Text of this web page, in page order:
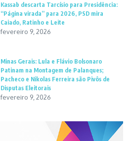
Kassab descarta Tarcísio para Presidência:
“Página virada” para 2026, PSD mira
Caiado, Ratinho e Leite
fevereiro 9, 2026
Minas Gerais: Lula e Flávio Bolsonaro
Patinam na Montagem de Palanques;
Pacheco e Nikolas Ferreira são Pivôs de
Disputas Eleitorais
fevereiro 9, 2026